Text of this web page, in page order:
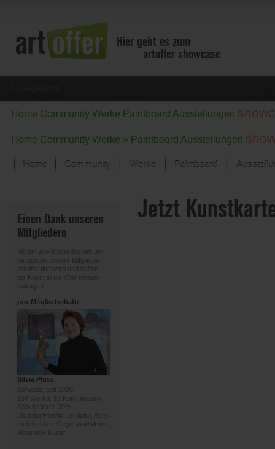
Hier geht es zum
artoffer showcase
Home Community Werke Paintboard Ausstellungen
Home Community Werke » Paintboard Ausstellungen
Home Community Werke
Der letzte Monat im Fokus
Alle Fokus-Werke
Paintboard
Einen Dank unseren
Mitgliedern
Mit der pro
-Mitgliedschaft un-
terstützen unsere Mitglieder
artoffer finanziell und helfen,
die Kunst in die Welt hinaus-
zutragen.
pro-Mitgliedschaft:
Silvia Plüss
Schweiz, seit 2020
154 Werke, 18 Kommentare
53% Malerei, 39%
Skulptur/Plastik; Skulptur, Acryl;
mehrheitlich: Gegenwartskunst,
Abstrakte Kunst
Jetzt